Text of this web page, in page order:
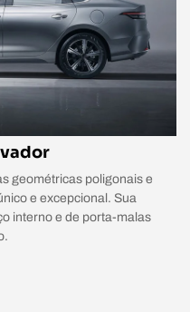
geométricas poligonais e
e excepcional. Sua
interno e de porta-malas